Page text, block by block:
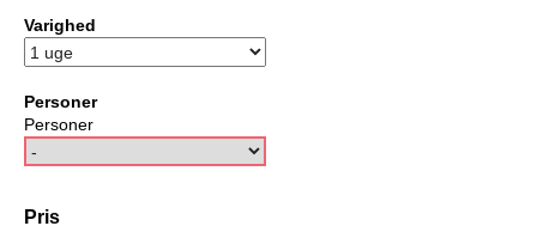
Varighed
Personer
Personer
Pris